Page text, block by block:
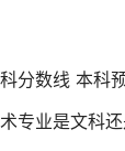
分数线 本科
专业是文科